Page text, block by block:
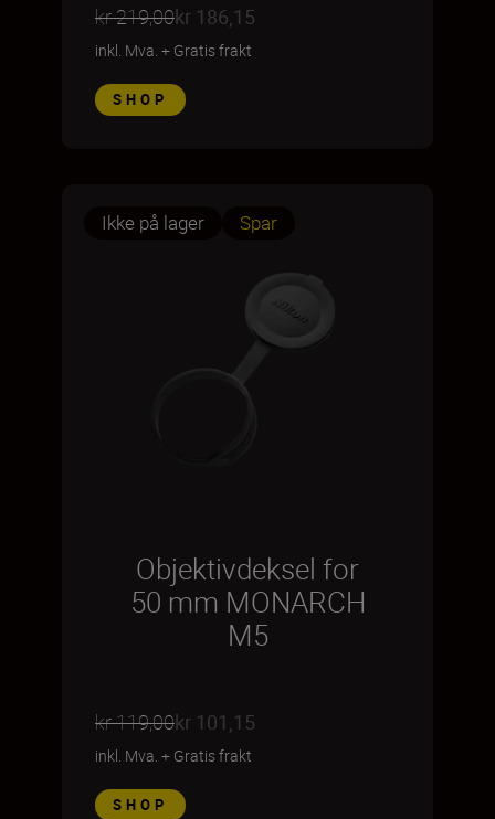
kr 219,00kr 186,15
inkl. Mva. + Gratis frakt
SHOP
Ikke på lager Spar
Objektivdeksel for
50 mm MONARCH
M5
kr 119,00kr 101,15
inkl. Mva. + Gratis frakt
SHOP